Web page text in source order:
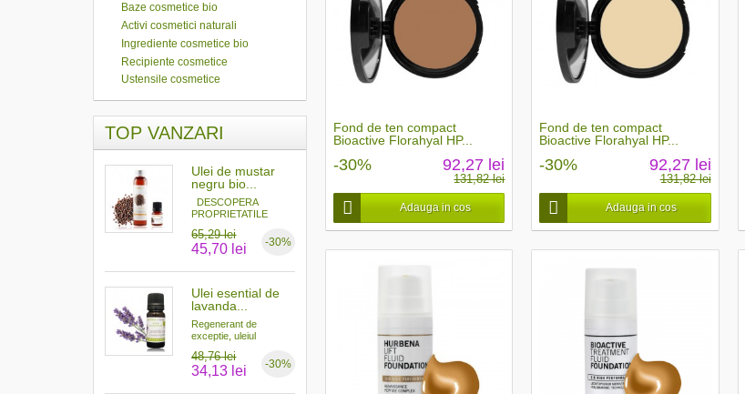
Baze cosmetice bio
Activi cosmetici naturali
Ingrediente cosmetice bio
Recipiente cosmetice
Ustensile cosmetice
TOP VANZARI
Ulei de mustar
negru bio...
DESCOPERA
PROPRIETATILE
65,29 lei
-30%
45,70 lei
Ulei esential de
lavanda...
Regenerant de
exceptie, uleiul
48,76 lei
-30%
34,13 lei
Fond de ten compact
Bioactive Florahyal HP...
-30% 92,27 lei
131,82 lei
Adauga in cos
Fond de ten compact
Bioactive Florahyal HP...
-30% 92,27 lei
131,82 lei
Adauga in cos